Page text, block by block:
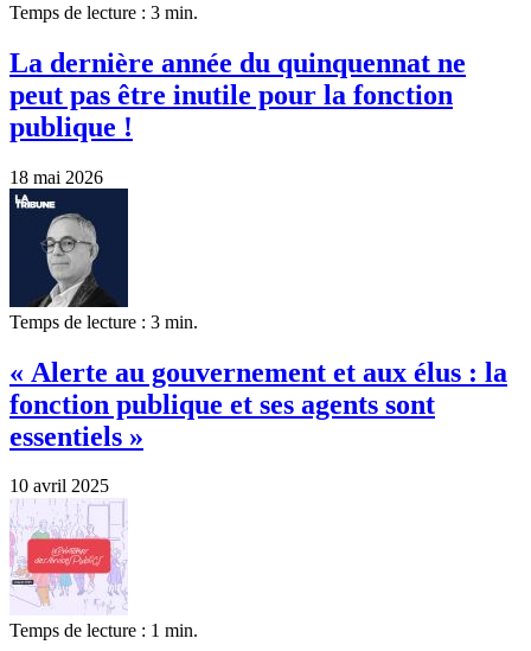
Temps de lecture : 3 min.
La dernière année du quinquennat ne
peut pas être inutile pour la fonction
publique !
18 mai 2026
Temps de lecture : 3 min.
« Alerte au gouvernement et aux élus : la
fonction publique et ses agents sont
essentiels »
10 avril 2025
Temps de lecture : 1 min.